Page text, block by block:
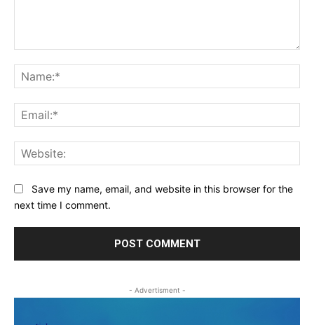
Save my name, email, and website in this browser for the
next time I comment.
- Advertisment -